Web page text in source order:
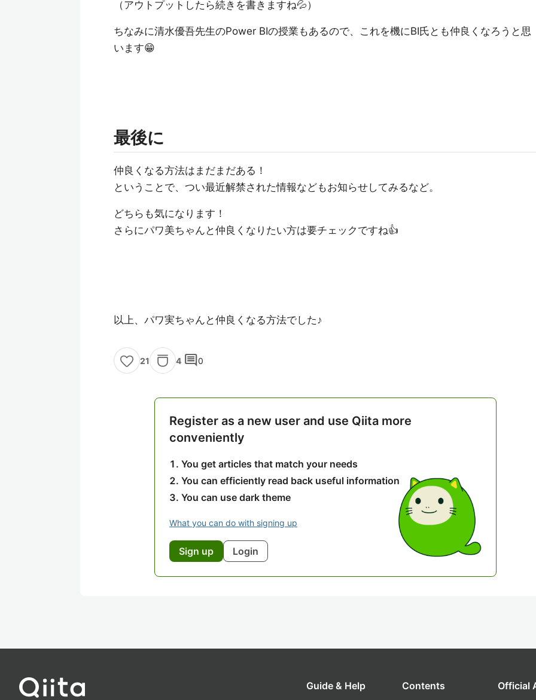
（アウトプットしたら続きを書きますね💦）
ちなみに清水優吾先生のPower BIの授業もあるので、これを機にBI氏とも仲良くなろうと思
います😁
最後に
仲良くなる方法はまだまだある！
ということで、つい最近解禁された情報などもお知らせしてみるなど。
どちらも気になります！
さらにパワ美ちゃんと仲良くなりたい方は要チェックですね👍
以上、パワ実ちゃんと仲良くなる方法でした♪
21 4 comment0
Register as a new user and use Qiita more
conveniently
You get articles that match your needs
You can efficiently read back useful information
You can use dark theme
What you can do with signing up
Sign up Login
Guide & Help Contents Official